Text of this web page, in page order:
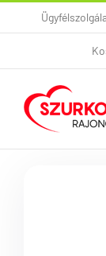
Kihagyás